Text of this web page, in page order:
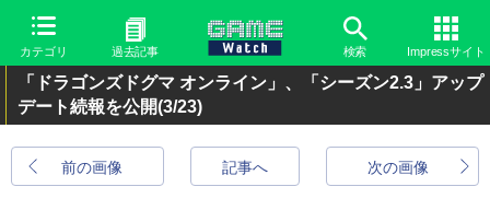
カテゴリ 過去記事 検索 Impressサイト
「ドラゴンズドグマ オンライン」、「シーズン2.3」アップ
デート続報を公開(3/23)
前の画像 次の画像
記事へ